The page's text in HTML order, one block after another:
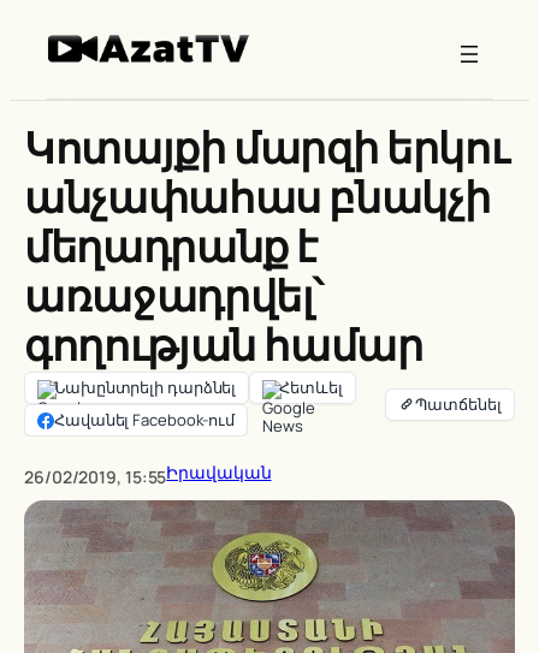
Կոտայքի մարզի երկու
անչափահաս բնակչի
մեղադրանք է
առաջադրվել՝
գողության համար
Նախընտրելի դարձնել
Հետևել
Հավանել Facebook-ում
26/02/2019, 15:55Իրավական